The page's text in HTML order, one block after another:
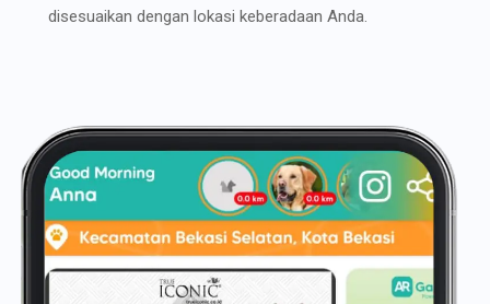
disesuaikan dengan lokasi keberadaan Anda.